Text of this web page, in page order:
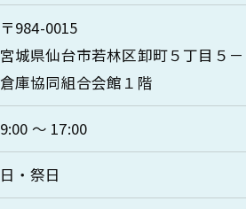
〒984-0015
宮城県仙台市若林区卸町５丁目５
倉庫協同組合会館１階
9:00 〜 17:00
日・祭日